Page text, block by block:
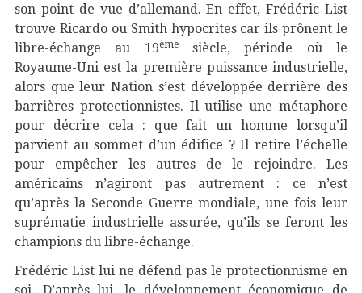
son point de vue d’allemand. En effet, Frédéric List
trouve Ricardo ou Smith hypocrites car ils prônent le
libre-échange au 19èmesiècle, période où le
Royaume-Uni est la première puissance industrielle,
alors que leur Nation s’est développée derrière des
barrières protectionnistes. Il utilise une métaphore
pour décrire cela : que fait un homme lorsqu’il
parvient au sommet d’un édifice ? Il retire l’échelle
pour empêcher les autres de le rejoindre. Les
américains n’agiront pas autrement : ce n’est
qu’après la Seconde Guerre mondiale, une fois leur
suprématie industrielle assurée, qu’ils se feront les
champions du libre-échange.
Frédéric List lui ne défend pas le protectionnisme en